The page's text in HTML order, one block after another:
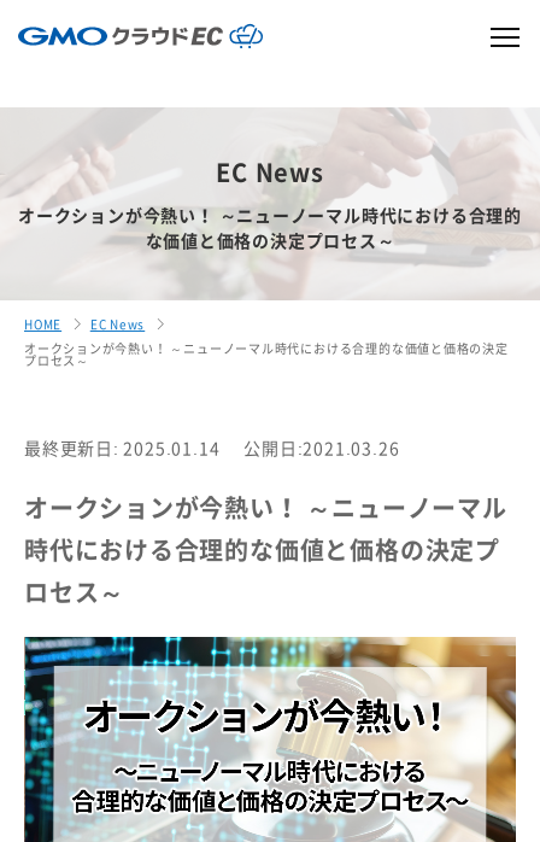
EC News
オークションが今熱い！ ～ニューノーマル時代における合理的
な価値と価格の決定プロセス～
HOME
EC News
オークションが今熱い！ ～ニューノーマル時代における合理的な価値と価格の決定
プロセス～
最終更新日: 2025.01.14 公開日:2021.03.26
オークションが今熱い！ ～ニューノーマル
時代における合理的な価値と価格の決定プ
ロセス～